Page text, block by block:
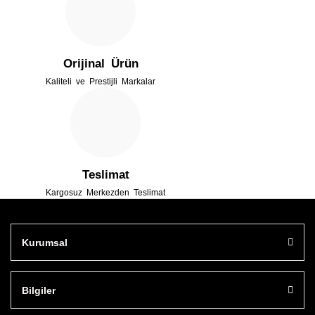
Orijinal Ürün
Kaliteli ve Prestijli Markalar
Teslimat
Kargosuz Merkezden Teslimat
Kurumsal
Bilgiler